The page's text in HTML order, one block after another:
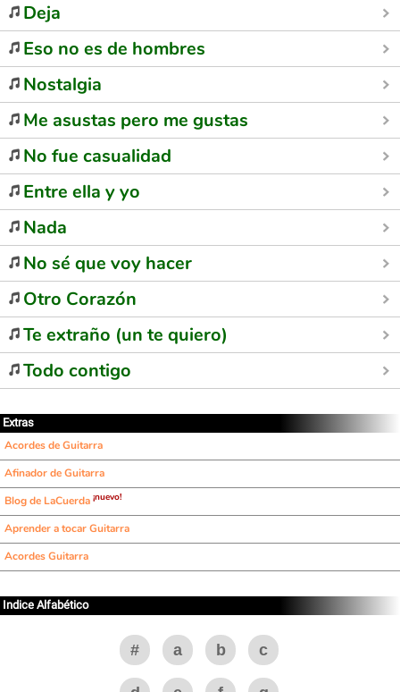
Deja
Eso no es de hombres
Nostalgia
Me asustas pero me gustas
No fue casualidad
Entre ella y yo
Nada
No sé que voy hacer
Otro Corazón
Te extraño (un te quiero)
Todo contigo
Extras
Acordes de Guitarra
Afinador de Guitarra
Blog de LaCuerda ¡nuevo!
Aprender a tocar Guitarra
Acordes Guitarra
Indice Alfabético
# a b c